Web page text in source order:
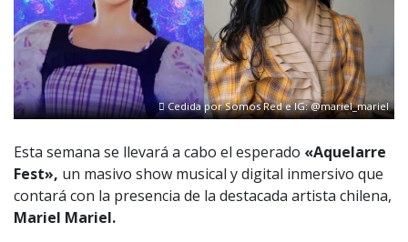
Cedida por Somos Red e IG: @mariel_mariel
Esta semana se llevará a cabo el esperado «Aquelarre
Fest», un masivo show musical y digital inmersivo que
contará con la presencia de la destacada artista chilena,
Mariel Mariel.